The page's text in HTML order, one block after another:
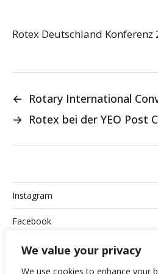
We value your privacy
We use cookies to enhance your
Rotex Deutschland Konferenz
← Rotary International
→ Rotex bei der YEO Post
Instagram
Facebook
Datenschutzerklärung